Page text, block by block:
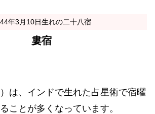
年3月10日生れの二十八宿
婁宿
は、インドで生れた占星術で宿曜
ことが多くなっています。